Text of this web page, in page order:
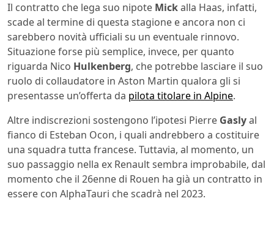
Il contratto che lega suo nipote Mickalla Haas, infatti,
scade al termine di questa stagione e ancora non ci
sarebbero novità ufficiali su un eventuale rinnovo.
Situazione forse più semplice, invece, per quanto
riguarda Nico Hulkenberg, che potrebbe lasciare il suo
ruolo di collaudatore in Aston Martin qualora gli si
presentasse un’offerta da pilota titolare in Alpine.
Altre indiscrezioni sostengono l’ipotesi Pierre Gaslyal
fianco di Esteban Ocon, i quali andrebbero a costituire
una squadra tutta francese. Tuttavia, al momento, un
suo passaggio nella ex Renault sembra improbabile, dal
momento che il 26enne di Rouen ha già un contratto in
essere con AlphaTauri che scadrà nel 2023.